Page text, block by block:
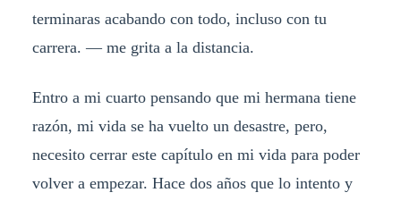
terminaras acabando con todo, incluso con tu
carrera. — me grita a la distancia.
Entro a mi cuarto pensando que mi hermana tiene
razón, mi vida se ha vuelto un desastre, pero,
necesito cerrar este capítulo en mi vida para poder
volver a empezar. Hace dos años que lo intento y